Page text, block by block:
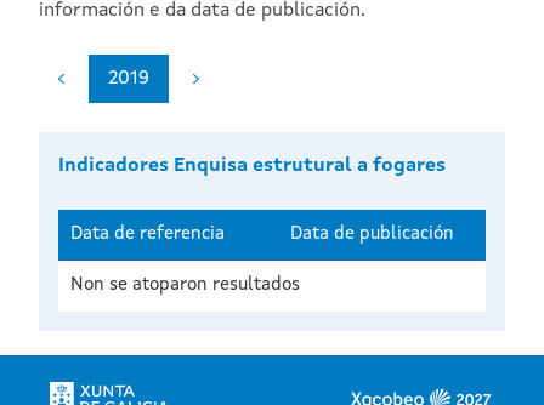
información e da data de publicación.
2019
Indicadores Enquisa estrutural a fogares
Data de referencia Data de publicación
Non se atoparon resultados